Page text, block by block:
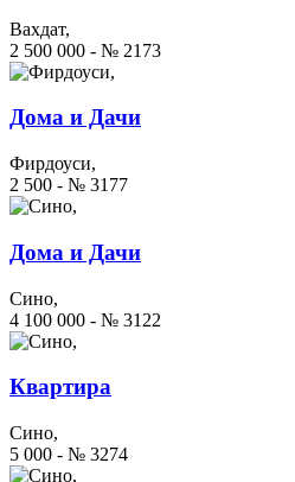
Вахдат,
2 500 000 - № 2173
Дома и Дачи
Фирдоуси,
2 500 - № 3177
Дома и Дачи
Сино,
4 100 000 - № 3122
Квартира
Сино,
5 000 - № 3274